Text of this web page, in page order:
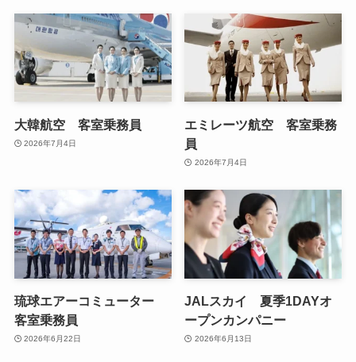
大韓航空 客室乗務員
2026年7月4日
エミレーツ航空 客室乗務
員
2026年7月4日
琉球エアーコミューター
客室乗務員
2026年6月22日
JALスカイ 夏季1DAYオ
ープンカンパニー
2026年6月13日